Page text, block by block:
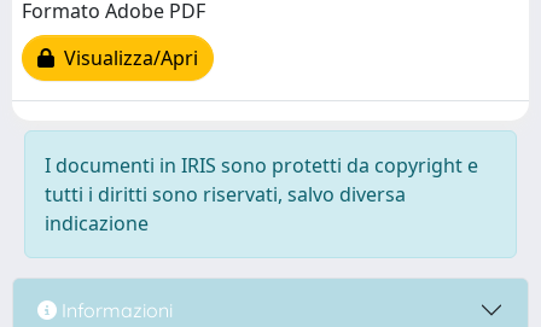
Formato Adobe PDF
Visualizza/Apri
I documenti in IRIS sono protetti da copyright e
tutti i diritti sono riservati, salvo diversa
indicazione
Informazioni